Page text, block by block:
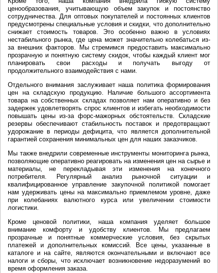
ценообразования, учитывающую объем закупок и постоянство
сотрудничества. Для оптовых покупателей и постоянных клиентов
предусмотрены специальные условия и скидки, что дополнительно
снижает стоимость товаров. Это особенно важно в условиях
нестабильного рынка, где цена может значительно колебаться из-
за внешних факторов. Мы стремимся предоставить максимально
прозрачную и понятную систему скидок, чтобы каждый клиент мог
планировать свои расходы и получать выгоду от
продолжительного взаимодействия с нами.
Отдельного внимания заслуживает наша политика формирования
цен на складскую продукцию. Наличие большого ассортимента
товара на собственных складах позволяет нам оперативно и без
задержек удовлетворять спрос клиентов и избегать необходимости
повышать цены из-за форс-мажорных обстоятельств. Складские
резервы обеспечивают стабильность поставок и предотвращают
удорожание в периоды дефицита, что является дополнительной
гарантией сохранения минимальных цен для наших заказчиков.
Мы также внедрили современные инструменты мониторинга рынка,
позволяющие оперативно реагировать на изменения цен на сырье и
материалы, не перекладывая эти изменения на конечного
потребителя. Регулярный анализ рыночной ситуации и
квалифицированное управление закупочной политикой помогает
нам удерживать цены на максимально приемлемом уровне, даже
при колебаниях валютного курса или увеличении стоимости
логистики.
Кроме ценовой политики, наша компания уделяет большое
внимание комфорту и удобству клиентов. Мы предлагаем
прозрачные и понятные коммерческие условия, без скрытых
платежей и дополнительных комиссий. Все цены, указанные в
каталоге и на сайте, являются окончательными и включают все
налоги и сборы, что исключает возникновение недоразумений во
время оформления заказа.